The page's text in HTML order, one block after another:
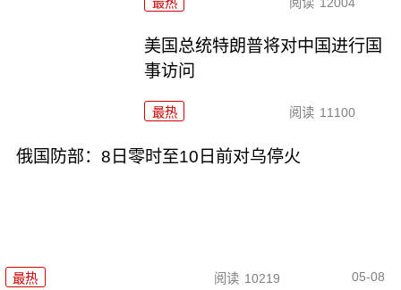
美国总统特朗普将对中国进行国
事访问
最热 阅读 11100
俄国防部：8日零时至10日前对乌停火
最热 阅读 10219 05-08